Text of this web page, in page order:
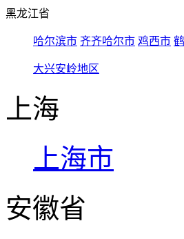
黑龙江省
哈尔滨市 齐齐哈尔市 鸡西市
大兴安岭地区
上海
上海市
安徽省